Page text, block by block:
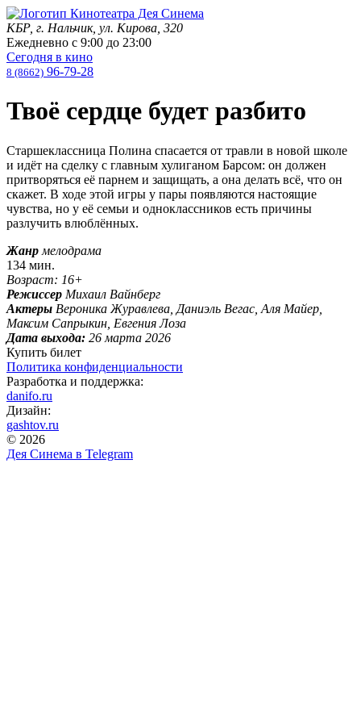
КБР, г. Нальчик, ул. Кирова, 320
Ежедневно с 9:00 до 23:00
Сегодня в кино
8 (8662) 96-79-28
Твоё сердце будет разбито
Старшеклассница Полина спасается от травли в новой школе
и идёт на сделку с главным хулиганом Барсом: он должен
притворяться её парнем и защищать, а она делать всё, что он
скажет. В ходе этой игры у пары появляются настоящие
чувства, но у её семьи и одноклассников есть причины
разлучить влюблённых.
Жанр мелодрама
134 мин.
Возраст: 16+
Режиссер Михаил Вайнберг
Актеры Вероника Журавлева, Даниэль Вегас, Аля Майер,
Максим Сапрыкин, Евгения Лоза
Дата выхода: 26 марта 2026
Купить билет
Политика конфиденциальности
Разработка и поддержка:
danifo.ru
Дизайн:
gashtov.ru
© 2026
Дея Синема в Telegram